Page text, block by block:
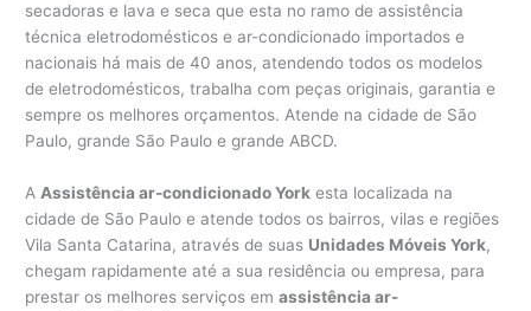
secadoras e lava e seca que esta no ramo de assistência
técnica eletrodomésticos e ar-condicionado importados e
nacionais há mais de 40 anos, atendendo todos os modelos
de eletrodomésticos, trabalha com peças originais, garantia e
sempre os melhores orçamentos. Atende na cidade de São
Paulo, grande São Paulo e grande ABCD.
A Assistência ar-condicionado York esta localizada na
cidade de São Paulo e atende todos os bairros, vilas e regiões
Vila Santa Catarina, através de suas Unidades Móveis York,
chegam rapidamente até a sua residência ou empresa, para
prestar os melhores serviços emassistência ar-